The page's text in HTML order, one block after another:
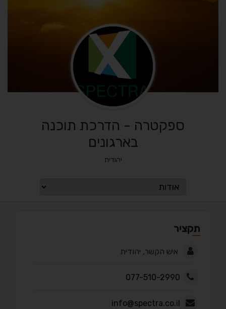
ספקטרה - הדרכת תוכנה
בארגונים
יהודית
תקציר
איש הקשר, יהודית
077-510-2990
info@spectra.co.il